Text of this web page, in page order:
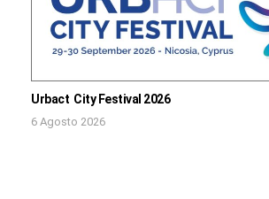
Urbact City Festival 2026
6 Agosto 2026